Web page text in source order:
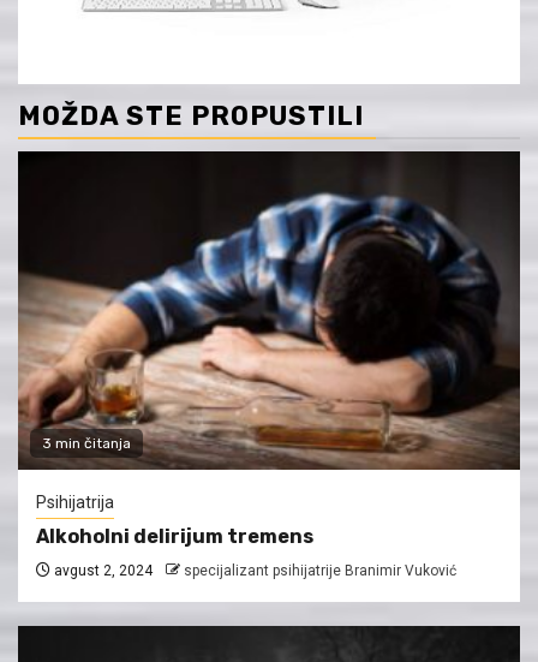
MOŽDA STE PROPUSTILI
3 min čitanja
Psihijatrija
Alkoholni delirijum tremens
avgust 2, 2024 specijalizant psihijatrije Branimir Vuković